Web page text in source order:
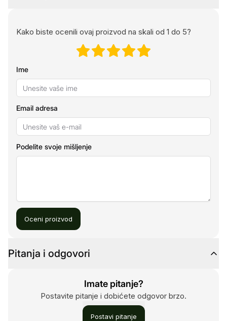
Kako biste ocenili ovaj proizvod na skali od 1 do 5?
Ime
Email adresa
Podelite svoje mišljenje
Oceni proizvod
Pitanja i odgovori
Imate pitanje?
Postavite pitanje i dobićete odgovor brzo.
Postavi pitanje